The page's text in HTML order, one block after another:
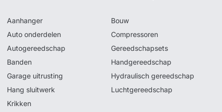
Aanhanger
Auto onderdelen
Autogereedschap
Banden
Garage uitrusting
Hang sluitwerk
Krikken
Bouw
Compressoren
Gereedschapsets
Handgereedschap
Hydraulisch gereedschap
Luchtgereedschap